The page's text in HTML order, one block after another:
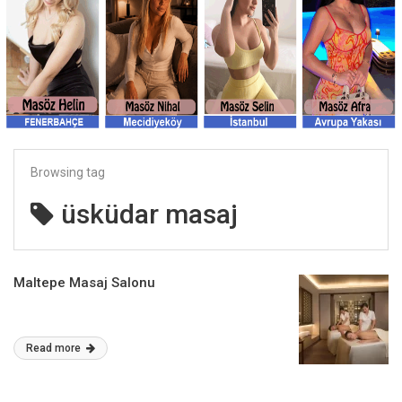
Browsing tag
üsküdar masaj
Maltepe Masaj Salonu
Read more